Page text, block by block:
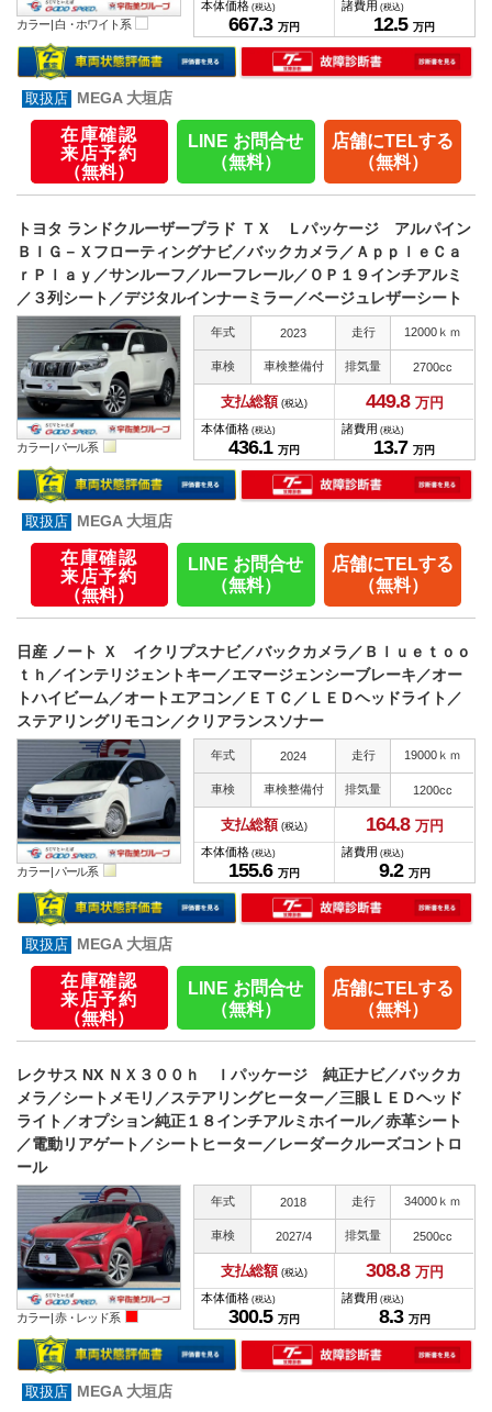
カラー |白・ホワイト系
本体価格 (税込)
667.3 万円
諸費用 (税込)
12.5 万円
MEGA 大垣店
在庫確認
来店予約
（無料）
LINE お問合せ
（無料）
店舗にTELする
（無料）
トヨタ ランドクルーザープラド ＴＸ Ｌパッケージ アルパイン
ＢＩＧ－Ｘフローティングナビ／バックカメラ／ＡｐｐｌｅＣａ
ｒＰｌａｙ／サンルーフ／ルーフレール／ＯＰ１９インチアルミ
／３列シート／デジタルインナーミラー／ベージュレザーシート
カラー | パール系
年式 2023 走行 12000ｋｍ
車検 車検整備付 排気量 2700cc
支払総額 (税込) 449.8 万円
本体価格 (税込)
436.1 万円
諸費用 (税込)
13.7 万円
MEGA 大垣店
在庫確認
来店予約
（無料）
LINE お問合せ
（無料）
店舗にTELする
（無料）
日産 ノート Ｘ イクリプスナビ／バックカメラ／Ｂｌｕｅｔｏｏ
ｔｈ／インテリジェントキー／エマージェンシーブレーキ／オー
トハイビーム／オートエアコン／ＥＴＣ／ＬＥＤヘッドライト／
ステアリングリモコン／クリアランスソナー
カラー | パール系
年式 2024 走行 19000ｋｍ
車検 車検整備付 排気量 1200cc
支払総額 (税込) 164.8 万円
本体価格 (税込)
155.6 万円
諸費用 (税込)
9.2 万円
MEGA 大垣店
在庫確認
来店予約
（無料）
LINE お問合せ
（無料）
店舗にTELする
（無料）
レクサス NX ＮＸ３００ｈ Ｉパッケージ 純正ナビ／バックカ
メラ／シートメモリ／ステアリングヒーター／三眼ＬＥＤヘッド
ライト／オプション純正１８インチアルミホイール／赤革シート
／電動リアゲート／シートヒーター／レーダークルーズコントロ
ール
カラー |赤・レッド系
年式 2018 走行 34000ｋｍ
車検 2027/4 排気量 2500cc
支払総額 (税込) 308.8 万円
本体価格 (税込)
300.5 万円
諸費用 (税込)
8.3 万円
MEGA 大垣店